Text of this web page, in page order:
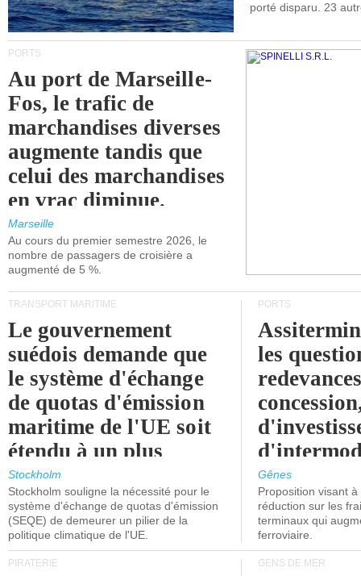
porté disparu. 23
PORTS
Au port de Marseille-
Fos, le trafic de
marchandises diverses
augmente tandis que
celui des marchandises
en vrac diminue.
Marseille
Au cours du premier semestre 2026, le
nombre de passagers de croisière a
augmenté de 5 %.
TRANSPORT MARITIME
Le gouvernement
suédois demande que
le système d'échange
de quotas d'émission
maritime de l'UE soit
étendu à un plus
grand nombre de
navires.
Stockholm
Stockholm souligne la nécessité pour le
système d'échange de quotas d'émission
(SEQE) de demeurer un pilier de la
politique climatique de l'UE.
PORTS
les
l'attention
politiciens.
Gênes
Proposition visant
réduction sur les
terminaux qui
ferroviaire.
PIRATERIE GENS DE MER